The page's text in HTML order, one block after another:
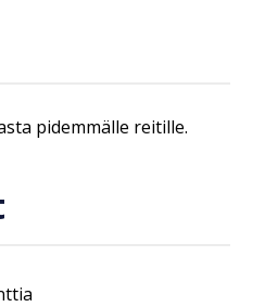
pidemmälle reitille.